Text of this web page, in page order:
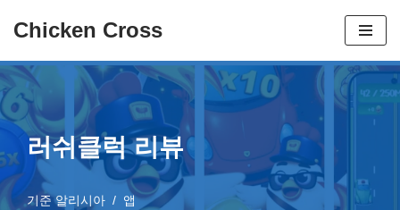
텐
츠
로
너
뛰
Chicken Cross
러쉬클럭 리뷰
기준알리시아 앱